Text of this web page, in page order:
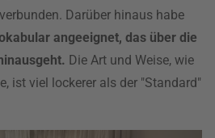
Darüber hinaus habe
angeeignet, das über die
Die Art und Weise, wie
ist viel lockerer als der "Standard"